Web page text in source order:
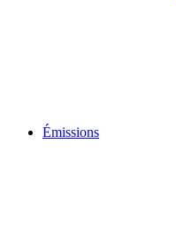
Émissions